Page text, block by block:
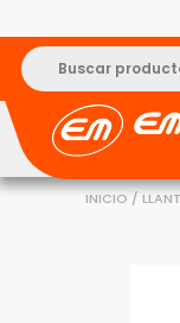
INICIO /